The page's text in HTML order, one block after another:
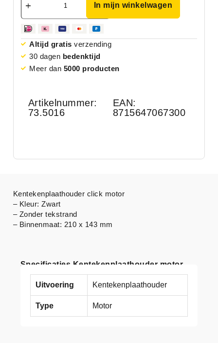
In mijn winkelwagen
Altijd gratis verzending
30 dagen bedenktijd
Meer dan 5000 producten
Artikelnummer:
73.5016
EAN:
8715647067300
Specificaties Kentekenplaathouder motor
Uitvoering Kentekenplaathouder
Type Motor
Kentekenplaathouder click motor
– Kleur: Zwart
– Zonder tekstrand
– Binnenmaat: 210 x 143 mm